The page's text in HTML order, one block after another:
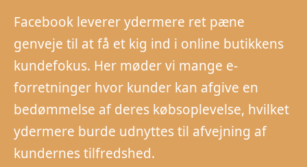
Facebook leverer ydermere ret pæne
genveje til at få et kig ind i online butikkens
kundefokus. Her møder vi mange e-
forretninger hvor kunder kan afgive en
bedømmelse af deres købsoplevelse, hvilket
ydermere burde udnyttes til afvejning af
kundernes tilfredshed.